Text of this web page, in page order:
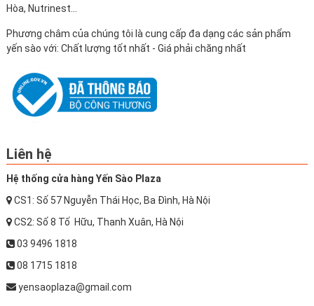
Hòa, Nutrinest...
Phương châm của chúng tôi là cung cấp đa dạng các sản phẩm
yến sào với: Chất lượng tốt nhất - Giá phải chăng nhất
Liên hệ
Hệ thống cửa hàng Yến Sào Plaza
CS1: Số 57 Nguyễn Thái Học, Ba Đình, Hà Nội
CS2: Số 8 Tố Hữu, Thanh Xuân, Hà Nội
03 9496 1818
08 1715 1818
yensaoplaza@gmail.com